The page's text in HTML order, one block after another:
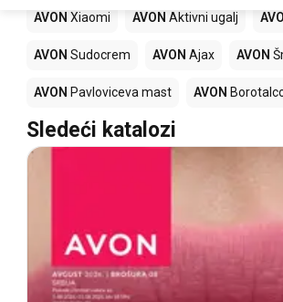
AVON Xiaomi AVON Aktivni ugalj
AVON Sudocrem AVON Ajax AVON
AVON Pavloviceva mast AVON
Sledeći katalozi